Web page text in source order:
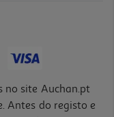
no site Auchan.pt
Antes do registo e